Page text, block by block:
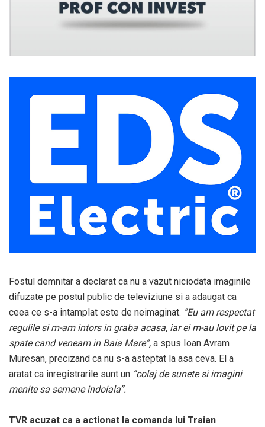
Fostul demnitar a declarat ca nu a vazut niciodata imaginile
difuzate pe postul public de televiziune si a adaugat ca
ceea ce s-a intamplat este de neimaginat. ”Eu am respectat
regulile si m-am intors in graba acasa, iar ei m-au lovit pe la
spate cand veneam in Baia Mare”, a spus Ioan Avram
Muresan, precizand ca nu s-a asteptat la asa ceva. El a
aratat ca inregistrarile sunt un ”colaj de sunete si imagini
menite sa semene indoiala”.
TVR acuzat ca a actionat la comanda lui Traian